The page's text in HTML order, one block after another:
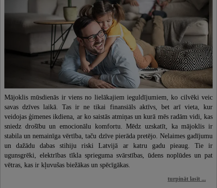
Mājoklis mūsdienās ir viens no lielākajiem ieguldījumiem, ko cilvēki veic
savas dzīves laikā. Tas ir ne tikai finansiāls aktīvs, bet arī vieta, kur
veidojas ģimenes ikdiena, ar ko saistās atmiņas un kurā mēs radām vidi, kas
sniedz drošību un emocionālu komfortu. Mēdz uzskatīt, ka mājoklis ir
stabila un nemainīga vērtība, taču dzīve pierāda pretējo. Nelaimes gadījumu
un dažādu dabas stihiju riski Latvijā ar katru gadu pieaug. Tie ir
ugunsgrēki, elektrības tīkla sprieguma svārstības, ūdens noplūdes un pat
vētras, kas ir kļuvušas biežākas un spēcīgākas.
turpināt lasīt ...